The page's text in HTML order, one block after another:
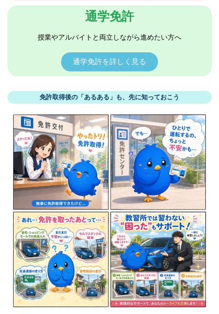
通学免許
授業やアルバイトと両立しながら進めたい方へ
通学免許を詳しく見る
免許取得後の「あるある」も、先に知っておこう